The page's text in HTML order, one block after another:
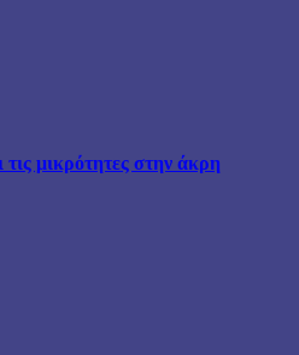
μικρότητες στην άκρη